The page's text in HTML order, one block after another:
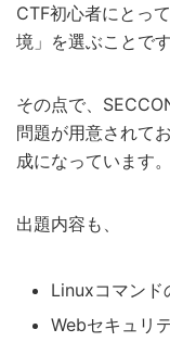
CTF初心者にとっ
境」を選ぶことです
その点で、
問題が用意されて
成になっています。
出題内容も、
Linuxコマンド
Webセキュリ